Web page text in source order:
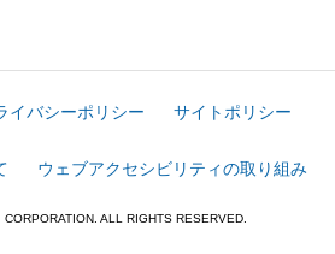
イバシーポリシー サイトポリシー
ウェブアクセシビリティの取り組み
ALL RIGHTS RESERVED.